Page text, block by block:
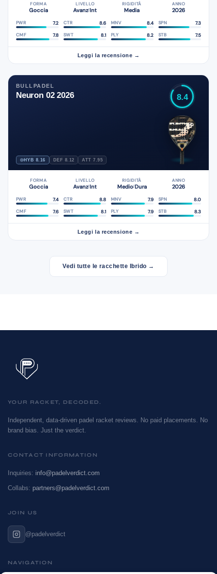
FORMA
Goccia
LIVELLO
Avanz/Int
RIGIDITÀ
Media
ANNO
2026
PWR 7.2 CTR 8.6 MNV 8.4 SPN 7.3
CMF 7.8 SWT 8.1 PLY 8.2 STB 7.5
Leggi la recensione →
BULLPADEL
Neuron 02 2026
HYB 8.16 DEF 8.12 ATT 7.95
8.4
FORMA
Goccia
LIVELLO
Avanz/Int
RIGIDITÀ
Medio/Dura
ANNO
2026
PWR 7.4 CTR 8.8 MNV 7.9 SPN 8.0
CMF 7.6 SWT 8.1 PLY 7.9 STB 8.3
Leggi la recensione →
Vedi tutte le racchette Ibrido →
YOUR RACKET, DECODED.
Independent, data-driven padel racket reviews. No paid placements. No
brand bias. Just the verdict.
CONTACT INFORMATION
Inquiries: info@padelverdict.com
Collabs: partners@padelverdict.com
JOIN US
@padelverdict
NAVIGATION